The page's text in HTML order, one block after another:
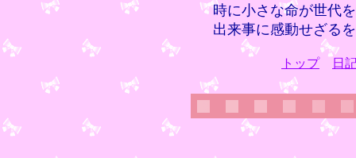
時に小さな命が世代
出来事に感動せざる
トップ 日